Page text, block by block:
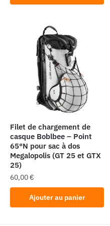
Filet de chargement de
casque Boblbee – Point
65°N pour sac à dos
Megalopolis (GT 25 et GTX
25)
60,00€
Ajouter au panier